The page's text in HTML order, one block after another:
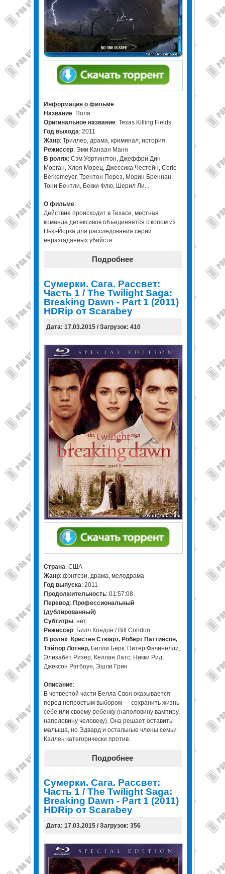
Информация о фильме
Название: Поля
Оригинальное название: Texas Killing Fields
Год выхода: 2011
Жанр: Триллер, драма, криминал, история
Режиссер: Эми Канаан Манн
В ролях: Сэм Уортингтон, Джеффри Дин
Морган, Хлоя Морец, Джессика Честейн, Corie
Berkemeyer, Трентон Перез, Морин Бреннан,
Тони Бентли, Бекки Флю, Шерил Ли...
О фильме:
Действие происходит в Техасе, местная
команда детективов объединяется с копом из
Нью-Йорка для расследования серии
неразгаданных убийств.
Подробнее
Сумерки. Сага. Рассвет:
Часть 1 / The Twilight Saga:
Breaking Dawn - Part 1 (2011)
HDRip от Scarabey
Дата: 17.03.2015 / Загрузок: 410
Страна: США
Жанр: фэнтези, драма, мелодрама
Год выпуска: 2011
Продолжительность: 01:57:08
Перевод: Профессиональный
(дублированный)
Cубтитры: нет
Режиссер: Билл Кондон / Bill Condon
В ролях: Кристен Стюарт, Роберт Паттинсон,
Тэйлор Лотнер,Билли Бёрк, Питер Фачинелли,
Элизабет Ризер, Келлан Латс, Никки Рид,
Джексон Рэтбоун, Эшли Грин
Описание:
В четвертой части Белла Свон оказывается
перед непростым выбором — сохранить жизнь
себе или своему ребенку (наполовину вампиру,
наполовину человеку). Она решает оставить
малыша, но Эдвард и остальные члены семьи
Каллен категорически против.
Подробнее
Сумерки. Сага. Рассвет:
Часть 1 / The Twilight Saga:
Breaking Dawn - Part 1 (2011)
HDRip от Scarabey
Дата: 17.03.2015 / Загрузок: 356